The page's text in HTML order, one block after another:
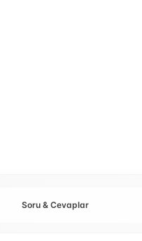
Soru & Cevaplar